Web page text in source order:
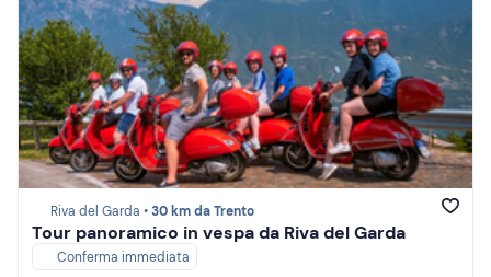
Riva del Garda •30 km da Trento
Tour panoramico in vespa da Riva del Garda
Conferma immediata